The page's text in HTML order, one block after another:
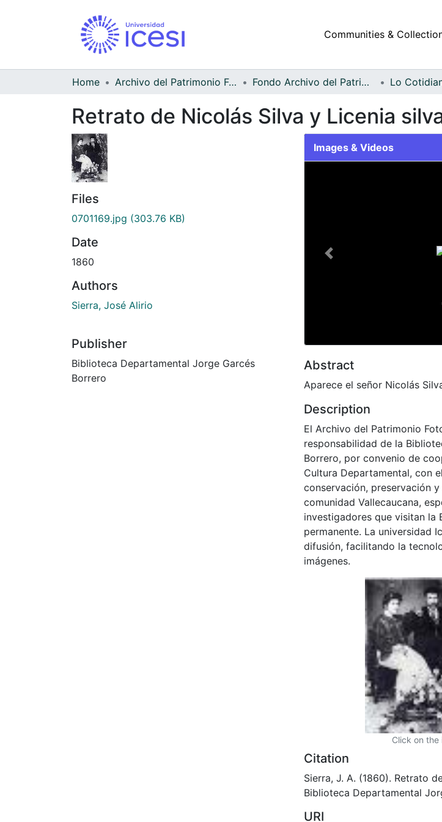
Communities &
Home Archivo del Patrimonio Fotográfico y Fílmico del Valle del Cauca Fondo Archivo del Patrimonio Fotográfico y Fílmico del Valle del Cauca Lo
Retrato de Nicolás Silva y Licenia
Files
0701169.jpg (303.76 KB)
Date
1860
Authors
Sierra, José Alirio
Publisher
Biblioteca Departamental Jorge Garcés
Borrero
Images & Videos
Previous
Abstract
Aparece el señor Nicolás
Description
El Archivo del Patrimonio
responsabilidad de la
Borrero, por convenio de
Cultura Departamental, con
conservación, preservación
comunidad Vallecaucana,
investigadores que visitan la
permanente. La universidad
difusión, facilitando la
imágenes.
Click on
Citation
Sierra, J. A. (1860). Retrato
Biblioteca Departamental
URI